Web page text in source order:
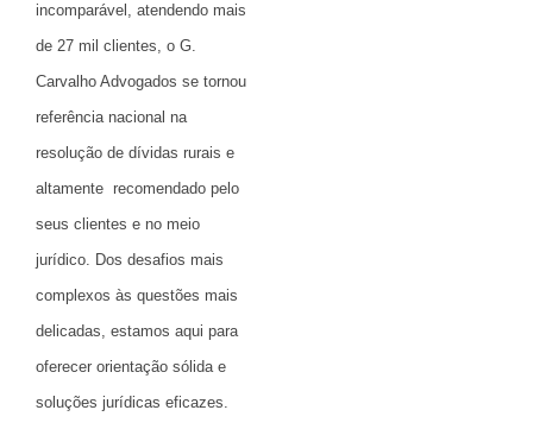
incomparável, atendendo mais
de 27 mil clientes, o G.
Carvalho Advogados se tornou
referência nacional na
resolução de dívidas rurais e
altamente recomendado pelo
seus clientes e no meio
jurídico. Dos desafios mais
complexos às questões mais
delicadas, estamos aqui para
oferecer orientação sólida e
soluções jurídicas eficazes.